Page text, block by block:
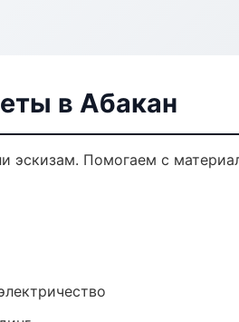
в Абакан
эскизам. Помогаем с